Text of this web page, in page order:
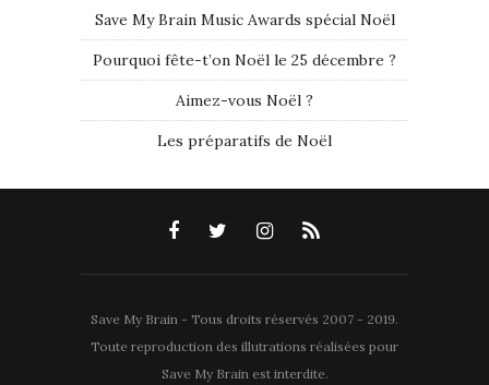
Save My Brain Music Awards spécial Noël
Pourquoi fête-t’on Noël le 25 décembre ?
Aimez-vous Noël ?
Les préparatifs de Noël
Save My Brain - Tous droits réservés 2007 - 2019.
Toute reproduction des illutrations réalisées pour
Save My Brain est interdite.